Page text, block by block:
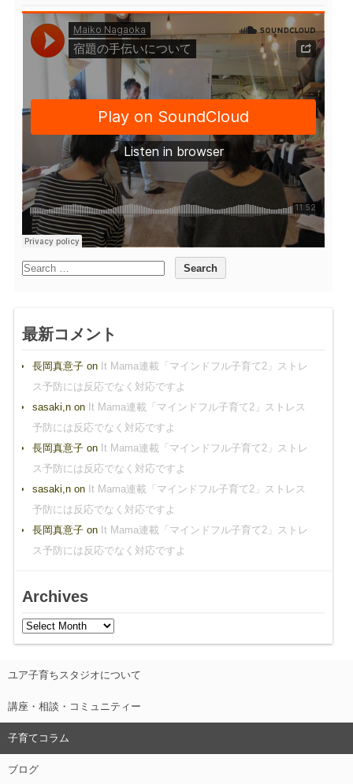
最新コメント
長岡真意子on It Mama連載「マインドフル子育て2」ストレ
ス予防には反応でなく対応ですよ
sasaki,non It Mama連載「マインドフル子育て2」ストレス
予防には反応でなく対応ですよ
長岡真意子on It Mama連載「マインドフル子育て2」ストレ
ス予防には反応でなく対応ですよ
sasaki,non It Mama連載「マインドフル子育て2」ストレス
予防には反応でなく対応ですよ
長岡真意子on It Mama連載「マインドフル子育て2」ストレ
ス予防には反応でなく対応ですよ
Archives
ユア子育ちスタジオについて
講座・相談・コミュニティー
子育てコラム
ブログ